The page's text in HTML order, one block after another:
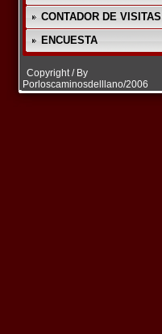
CONTADOR DE VISITAS
ENCUESTA
Copyright / By
Porloscaminosdelllano/2006